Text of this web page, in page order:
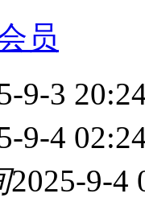
员
9-3
9-4
2025-9-4